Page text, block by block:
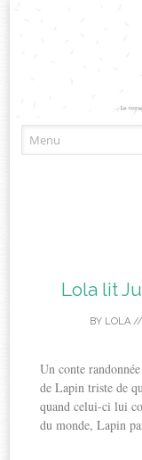
Lola lit
BY LOLA //
Un conte
de Lapin triste de
quand celui-ci lui
du monde, Lapin